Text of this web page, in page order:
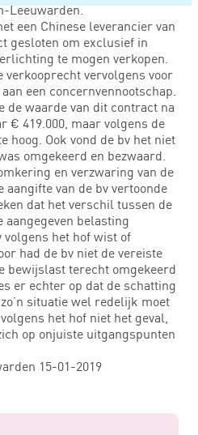
Leeuwarden.
een Chinese leverancier van
gesloten om exclusief in
te mogen verkopen.
verkooprecht vervolgens voor
een concernvennootschap.
de waarde van dit contract na
€ 419.000, maar volgens de
hoog. Ook vond de bv het niet
omgekeerd en bezwaard.
en verzwaring van de
van de bv vertoonde
dat het verschil tussen de
belasting
het hof wist of
had de bv niet de vereiste
bewijslast terecht omgekeerd
er echter op dat de schatting
situatie wel redelijk moet
het hof niet het geval,
op onjuiste uitgangspunten
15-01-2019